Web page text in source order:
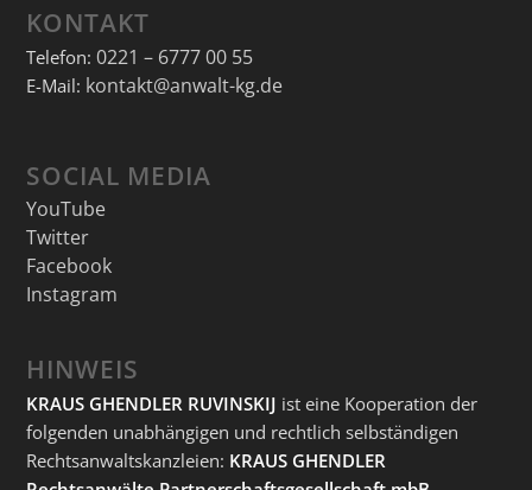
KONTAKT
Telefon: 0221 – 6777 00 55
E-Mail: kontakt@anwalt-kg.de
SOCIAL MEDIA
YouTube
Twitter
Facebook
Instagram
HINWEIS
KRAUS GHENDLER RUVINSKIJ ist eine Kooperation der
folgenden unabhängigen und rechtlich selbständigen
Rechtsanwaltskanzleien: KRAUS GHENDLER